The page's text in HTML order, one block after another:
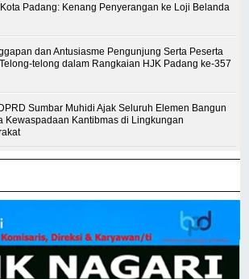
Padang: Kenang Penyerangan ke Loji Belanda
dan Antusiasme Pengunjung Serta Peserta
telong dalam Rangkaian HJK Padang ke-357
Sumbar Muhidi Ajak Seluruh Elemen Bangun
Kewaspadaan Kantibmas di Lingkungan